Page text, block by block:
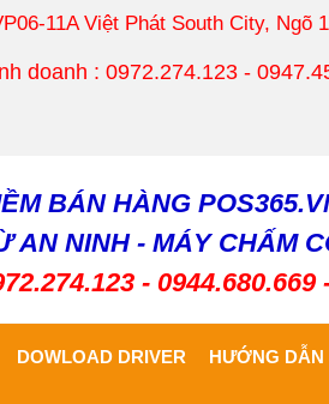
11A Việt Phát South City, Ngõ
doanh : 0972.274.123 -
BÁN HÀNG
AN NINH - MÁY CHẤM
- 0944.680.669
DOWLOAD DRIVER HƯỚNG DẪN